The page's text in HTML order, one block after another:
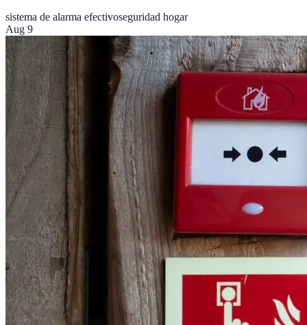
sistema de alarma efectivoseguridad hogar
Aug 9